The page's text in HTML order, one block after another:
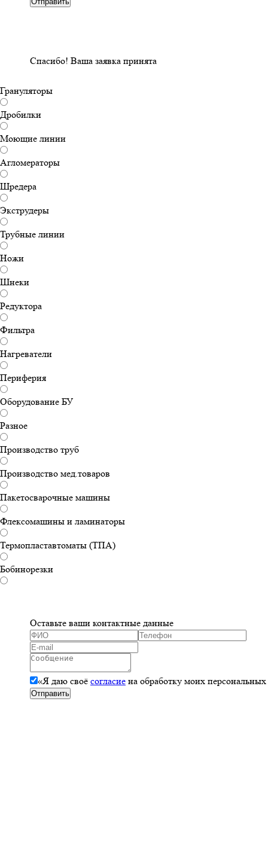
Спасибо! Ваша заявка принята
Грануляторы
Дробилки
Моющие линии
Агломераторы
Шредера
Экструдеры
Трубные линии
Ножи
Шнеки
Редуктора
Фильтра
Нагреватели
Периферия
Оборудование БУ
Разное
Производство труб
Производство мед.товаров
Пакетосварочные машины
Флексомашины и ламинаторы
Термопластавтоматы (ТПА)
Бобинорезки
Оставьте ваши контактные данные
«Я даю своё согласие на обработку моих